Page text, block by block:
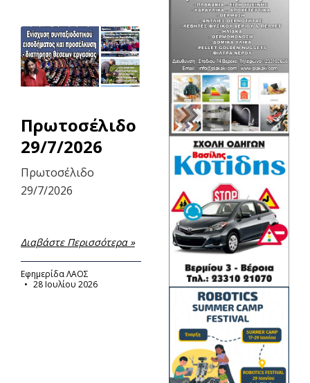
Πρωτοσέλιδο
29/7/2026
Πρωτοσέλιδο
29/7/2026
Διαβάστε Περισσότερα »
Εφημερίδα ΛΑΟΣ
28 Ιουλίου 2026